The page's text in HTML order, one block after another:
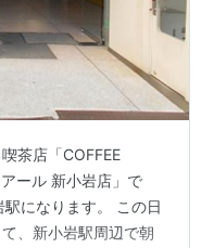
茶店「COFFEE
ール 新小岩店」で
になります。 この日
、新小岩駅周辺で朝